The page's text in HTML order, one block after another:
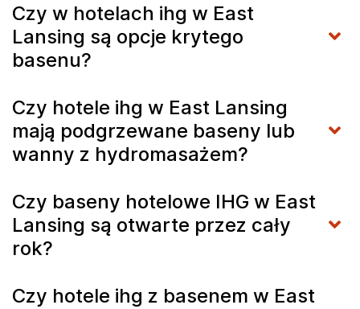
Czy w hotelach ihg w East
Lansing są opcje krytego
basenu?
Czy hotele ihg w East Lansing
mają podgrzewane baseny lub
wanny z hydromasażem?
Czy baseny hotelowe IHG w East
Lansing są otwarte przez cały
rok?
Czy hotele ihg z basenem w East